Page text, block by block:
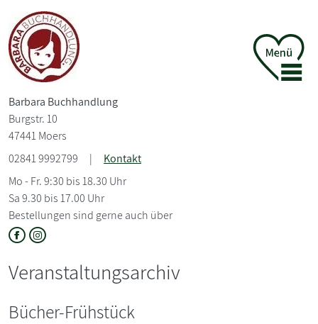
Barbara Buchhandlung
Burgstr. 10
47441 Moers
02841 9992799
|
Kontakt
Mo - Fr. 9:30 bis 18.30 Uhr
Sa 9.30 bis 17.00 Uhr
Bestellungen sind gerne auch über
Veranstaltungsarchiv
Bücher-Frühstück